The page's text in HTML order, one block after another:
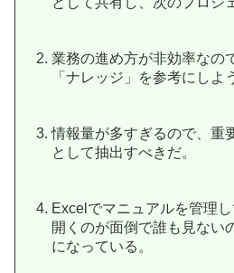
業務の進め方が非効率なの
「ナレッジ」を参考にしよ
情報量が多すぎるので、重
として抽出すべきだ。
Excelでマニュアルを管理
開くのが面倒で誰も見ない
になっている。